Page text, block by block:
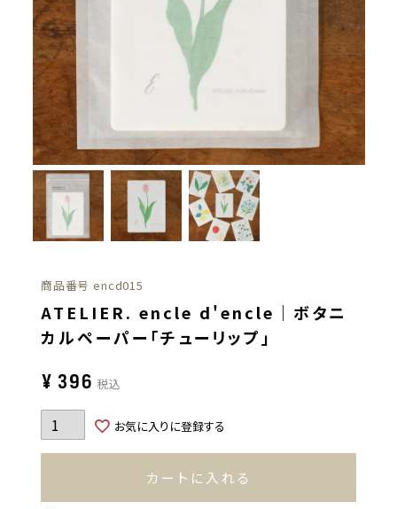
商品番号 encd015
ATELIER. encle d'encle｜ボタニ
カルペーパー「チューリップ」
¥ 396 税込
お気に入りに登録する
カートに入れる